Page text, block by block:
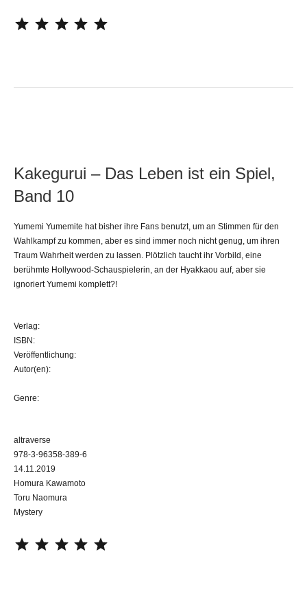
Kakegurui – Das Leben ist ein Spiel,
Band 10
Yumemi Yumemite hat bisher ihre Fans benutzt, um an Stimmen für den
Wahlkampf zu kommen, aber es sind immer noch nicht genug, um ihren
Traum Wahrheit werden zu lassen. Plötzlich taucht ihr Vorbild, eine
berühmte Hollywood-Schauspielerin, an der Hyakkaou auf, aber sie
ignoriert Yumemi komplett?!
Verlag:
ISBN:
Veröffentlichung:
Autor(en):
Genre:
altraverse
978-3-96358-389-6
14.11.2019
Homura Kawamoto
Toru Naomura
Mystery